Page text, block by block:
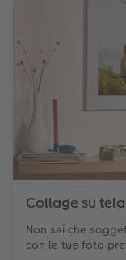
Collage su tela
Non sai che
con le tue foto